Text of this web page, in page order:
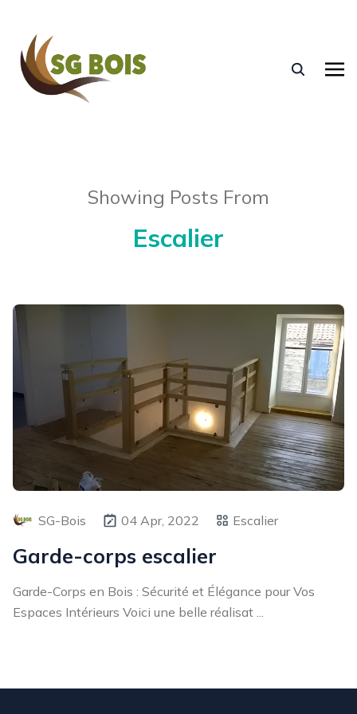
Showing Posts From
Escalier
SG-Bois 04 Apr, 2022 Escalier
Garde-corps escalier
Garde-Corps en Bois : Sécurité et Élégance pour Vos
Espaces Intérieurs Voici une belle réalisat ...